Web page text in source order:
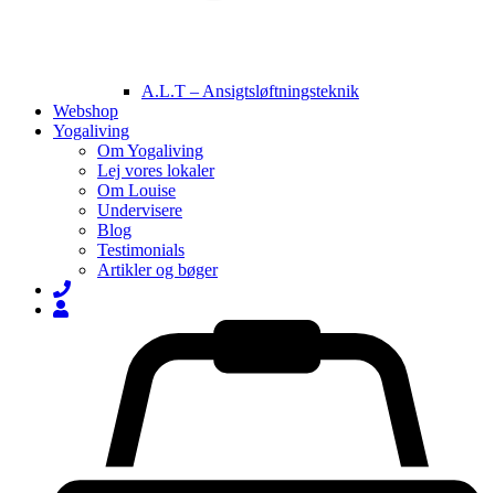
A.L.T – Ansigtsløftningsteknik
Webshop
Yogaliving
Om Yogaliving
Lej vores lokaler
Om Louise
Undervisere
Blog
Testimonials
Artikler og bøger